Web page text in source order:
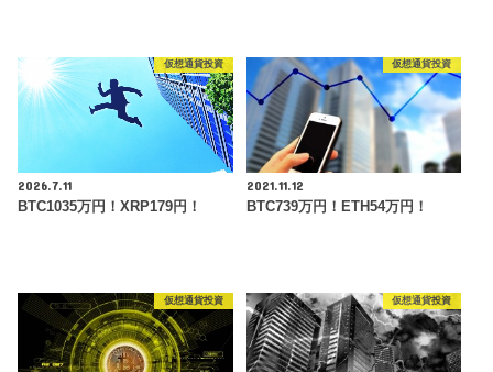
仮想通貨投資
2026.7.11
BTC1035万円！XRP179円！
仮想通貨投資
2021.11.12
BTC739万円！ETH54万円！
仮想通貨投資 仮想通貨投資